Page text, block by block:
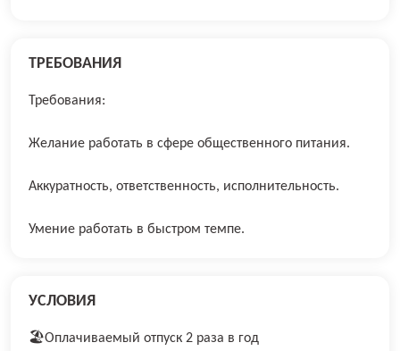
ТРЕБОВАНИЯ
Требования:
Желание работать в сфере общественного питания.
Аккуратность, ответственность, исполнительность.
Умение работать в быстром темпе.
УСЛОВИЯ
🏖Оплачивaeмый отпуcк 2 раза в год